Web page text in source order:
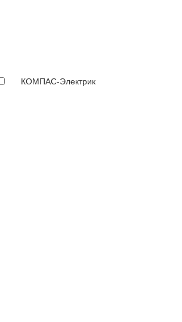
КОМПАС-Электрик